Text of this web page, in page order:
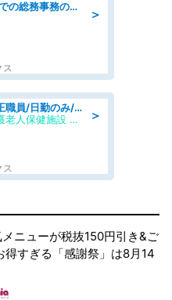
＞
09月開始/住宅メーカーでの総務事務のお仕事/駅近/車通勤可/一般事務/人事労務
ス
＞
「介護事務」資格必須/正職員/日勤のみ/介護老人保健施設
医療法人社団幸紀会/介護老人保健施設 グリーンビラ安江
ス
メニューが税抜150円引き&ご
得すぎる「感謝祭」は8月14